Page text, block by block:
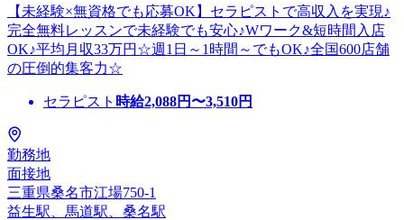
【未経験×無資格でも応募OK】セラピストで高収入を実現♪
完全無料レッスンで未経験でも安心♪Wワーク&短時間入店
OK♪平均月収33万円☆週1日～1時間～でもOK♪全国600店舗
の圧倒的集客力☆
セラピスト 時給2,088円〜3,510円
勤務地
面接地
三重県桑名市江場750-1
益生駅、馬道駅、桑名駅